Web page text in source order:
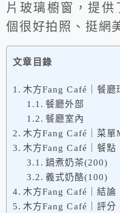
片玻璃櫥窗，提供
個很好拍照、挺網
文章目錄
木方Fang Café｜餐廳
餐廳外部
餐廳室內
木方Fang Café｜菜單
木方Fang Café｜餐點
鍋煮奶茶(200)
義式奶酪(100)
木方Fang Café｜結論
木方Fang Café｜評分